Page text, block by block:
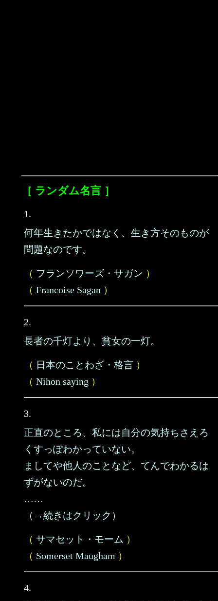
［ ランダム名言 ］
1.
何年生きたかではなく、生き方そのものが
問題なのです。
（ フランソワーズ・サガン ）
（ Francoise Sagan ）
2.
長者の千灯より、貧女の一灯。
（ 日本のことわざ・格言 ）
（ Nihon saying ）
3.
正直のところ、私には自分の気持ちさえろ
くすっぽわかっていない。
ましてや他人のことなど、てんでわかるは
ずがないのだ。
……
（→続きはクリック）
（ サマセット・モーム ）
（ Somerset Maugham ）
4.